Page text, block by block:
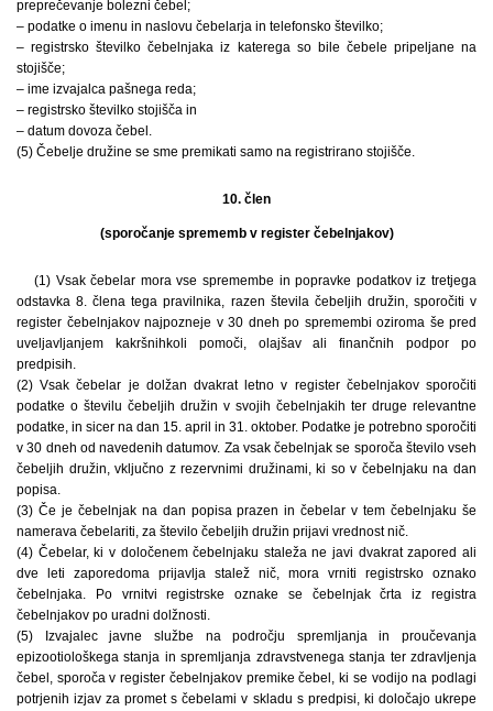
preprečevanje bolezni čebel;
– podatke o imenu in naslovu čebelarja in telefonsko številko;
– registrsko številko čebelnjaka iz katerega so bile čebele pripeljane na
stojišče;
– ime izvajalca pašnega reda;
– registrsko številko stojišča in
– datum dovoza čebel.
(5) Čebelje družine se sme premikati samo na registrirano stojišče.
10. člen
(sporočanje sprememb v register čebelnjakov)
(1) Vsak čebelar mora vse spremembe in popravke podatkov iz tretjega
odstavka 8. člena tega pravilnika, razen števila čebeljih družin, sporočiti v
register čebelnjakov najpozneje v 30 dneh po spremembi oziroma še pred
uveljavljanjem kakršnihkoli pomoči, olajšav ali finančnih podpor po
predpisih.
(2) Vsak čebelar je dolžan dvakrat letno v register čebelnjakov sporočiti
podatke o številu čebeljih družin v svojih čebelnjakih ter druge relevantne
podatke, in sicer na dan 15. april in 31. oktober. Podatke je potrebno sporočiti
v 30 dneh od navedenih datumov. Za vsak čebelnjak se sporoča število vseh
čebeljih družin, vključno z rezervnimi družinami, ki so v čebelnjaku na dan
popisa.
(3) Če je čebelnjak na dan popisa prazen in čebelar v tem čebelnjaku še
namerava čebelariti, za število čebeljih družin prijavi vrednost nič.
(4) Čebelar, ki v določenem čebelnjaku staleža ne javi dvakrat zapored ali
dve leti zaporedoma prijavlja stalež nič, mora vrniti registrsko oznako
čebelnjaka. Po vrnitvi registrske oznake se čebelnjak črta iz registra
čebelnjakov po uradni dolžnosti.
(5) Izvajalec javne službe na področju spremljanja in proučevanja
epizootiološkega stanja in spremljanja zdravstvenega stanja ter zdravljenja
čebel, sporoča v register čebelnjakov premike čebel, ki se vodijo na podlagi
potrjenih izjav za promet s čebelami v skladu s predpisi, ki določajo ukrepe